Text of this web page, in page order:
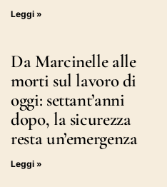
Leggi »
Da Marcinelle alle
morti sul lavoro di
oggi: settant’anni
dopo, la sicurezza
resta un’emergenza
Leggi »